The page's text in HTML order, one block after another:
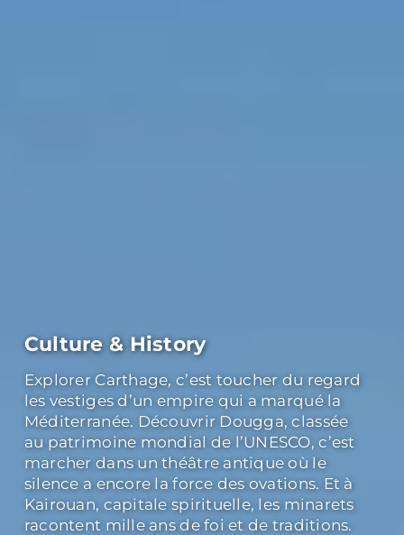
Culture & History
Explorer Carthage, c’est toucher du regard
les vestiges d’un empire qui a marqué la
Méditerranée. Découvrir Dougga, classée
au patrimoine mondial de l’UNESCO, c’est
marcher dans un théâtre antique où le
silence a encore la force des ovations. Et à
Kairouan, capitale spirituelle, les minarets
racontent mille ans de foi et de traditions.